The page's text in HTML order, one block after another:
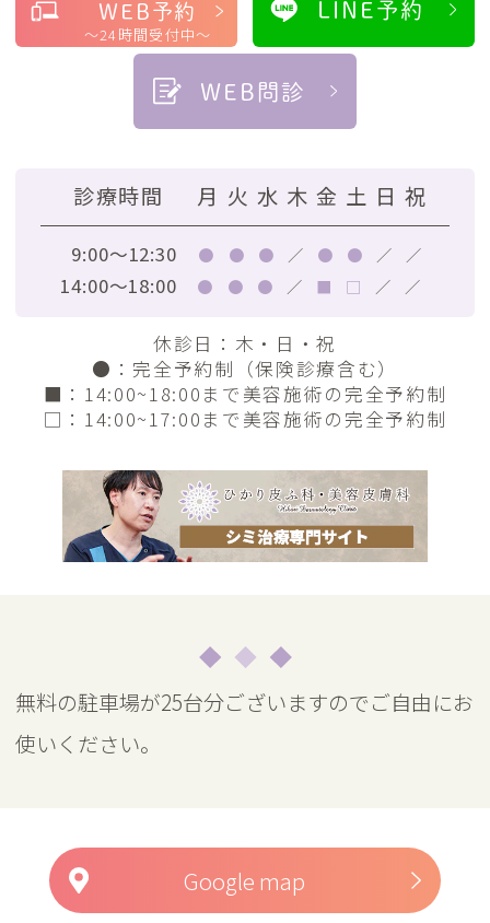
WEB予約
～24時間受付中～
LINE予約
WEB問診
診療時間 月 火 水 木 金 土 日 祝
9:00～12:30 ● ● ● ／ ● ● ／ ／
14:00～18:00 ● ● ● ／ ■ □ ／ ／
休診日：木・日・祝
● ：完全予約制（保険診療含む）
■ ：14:00~18:00まで美容施術の完全予約制
□ ：14:00~17:00まで美容施術の完全予約制
無料の駐車場が25台分ございますのでご自由にお
使いください。
Google map